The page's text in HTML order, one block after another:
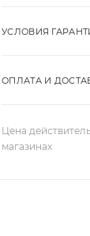
УСЛОВИЯ
ОПЛАТА И
Цена
магазинах